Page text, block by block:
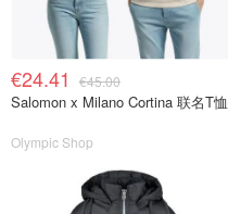
€24.41 €45.00
Salomon x Milano Cortina 联名T恤
Olympic Shop